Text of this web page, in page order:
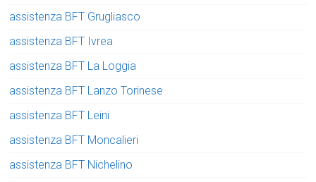
assistenza BFT Grugliasco
assistenza BFT Ivrea
assistenza BFT La Loggia
assistenza BFT Lanzo Torinese
assistenza BFT Leini
assistenza BFT Moncalieri
assistenza BFT Nichelino